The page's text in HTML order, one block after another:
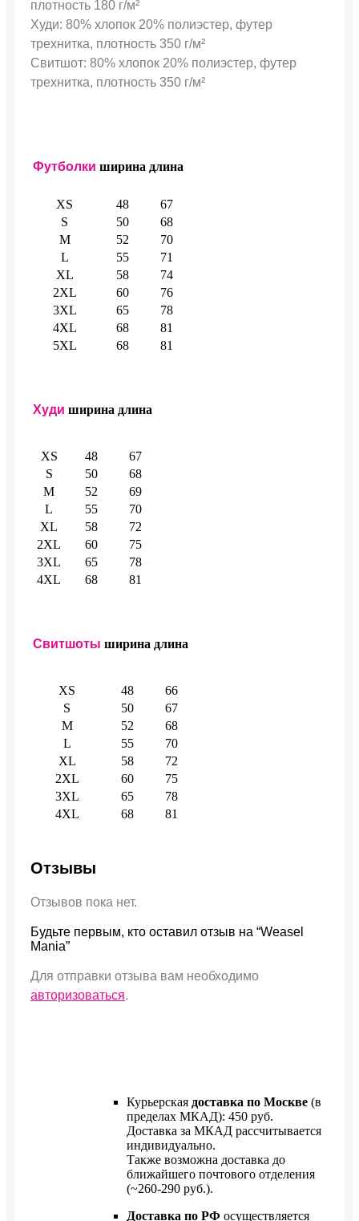
плотность 180 г/м²
Худи: 80% хлопок 20% полиэстер, футер
трехнитка, плотность 350 г/м²
Свитшот: 80% хлопок 20% полиэстер, футер
трехнитка, плотность 350 г/м²
Футболки ширина длина
XS 48
67
S
50
68
M
52
70
L
55
71
XL
58
74
2XL
60
76
3XL
65
78
4XL
68
81
5XL
68 81
Худи ширина длина
XS 48
67
S
50
68
M
52
69
L
55
70
XL
58
72
2XL
60
75
3XL
65
78
4XL
68 81
Свитшоты ширина длина
XS 48
66
S
50
67
M
52
68
L
55
70
XL
58
72
2XL
60
75
3XL
65
78
4XL
68 81
Отзывы
Отзывов пока нет.
Будьте первым, кто оставил отзыв на “Weasel
Mania”
Для отправки отзыва вам необходимо
авторизоваться.
Курьерская доставка по Москве (в
пределах МКАД): 450 руб.
Доставка за МКАД рассчитывается
индивидуально.
Также возможна доставка до
ближайшего почтового отделения
(~260-290 руб.).
Доставка по РФ осуществляется